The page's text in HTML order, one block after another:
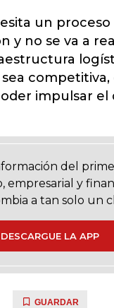
un proceso
y no se va a
competitiva,
impulsar el
del
empresarial y
a tan solo un
DESCARGUE LA APP
GUARDAR